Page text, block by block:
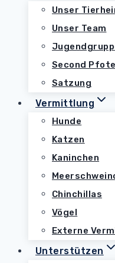
Unser
Unser Team
Second
Satzung
Vermittlung
Hunde
Katzen
Kaninchen
Chinchillas
Vögel
Externe
Unterstützen